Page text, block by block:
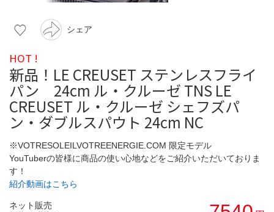
シェア
HOT !
新品！LE CREUSET ステンレスフライ
パン 24cm ル・クルーゼ TNS LE
CREUSET ル・クルーゼ シェフズパ
ン・ダブルスパウト 24cm NC
※VOTRESOLEILVOTREENERGIE.COM 限定モデル
YouTuberの皆様に商品の使い心地などをご紹介いただいておりま
す！
紹介動画はこちら
ネット販売